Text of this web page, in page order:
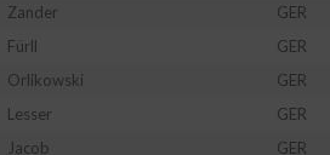
Zander GER
Fürll GER
Orlikowski GER
Lesser GER
Jacob GER